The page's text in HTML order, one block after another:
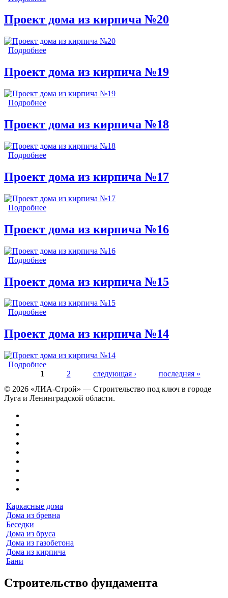
Проект дома из кирпича №20
Подробнее
Проект дома из кирпича №19
Подробнее
Проект дома из кирпича №18
Подробнее
Проект дома из кирпича №17
Подробнее
Проект дома из кирпича №16
Подробнее
Проект дома из кирпича №15
Подробнее
Проект дома из кирпича №14
Подробнее
Страницы
1 2 следующая ›
последняя »
© 2026 «ЛИА-Строй» — Строительство под ключ в городе
Луга и Ленинградской области.
Каркасные дома
Дома из бревна
Беседки
Дома из бруса
Дома из газобетона
Дома из кирпича
Бани
Строительство фундамента